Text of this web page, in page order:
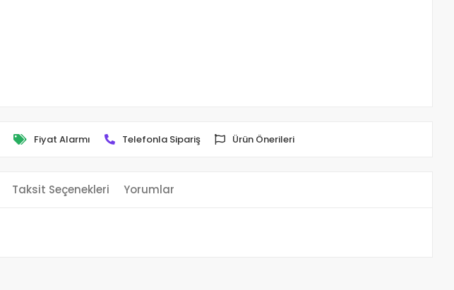
Fiyat Alarmı Telefonla Sipariş Ürün Önerileri
Taksit Seçenekleri Yorumlar